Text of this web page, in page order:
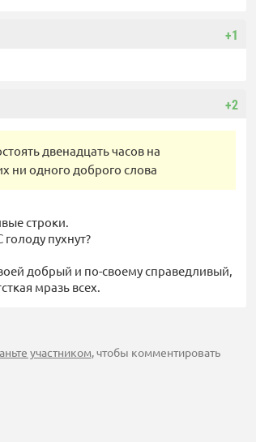
+1
+2
двенадцать часов на
ни одного доброго слова
строки.
пухнут?
добрый и по-своему справедливый,
мразь всех.
участником, чтобы комментировать